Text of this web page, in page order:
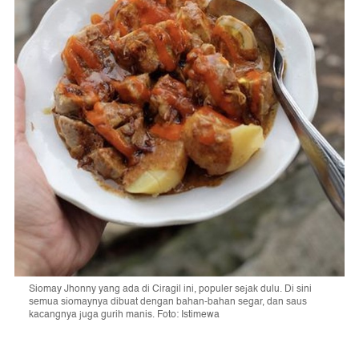
Siomay Jhonny yang ada di Ciragil ini, populer sejak dulu. Di sini
semua siomaynya dibuat dengan bahan-bahan segar, dan saus
kacangnya juga gurih manis. Foto: Istimewa